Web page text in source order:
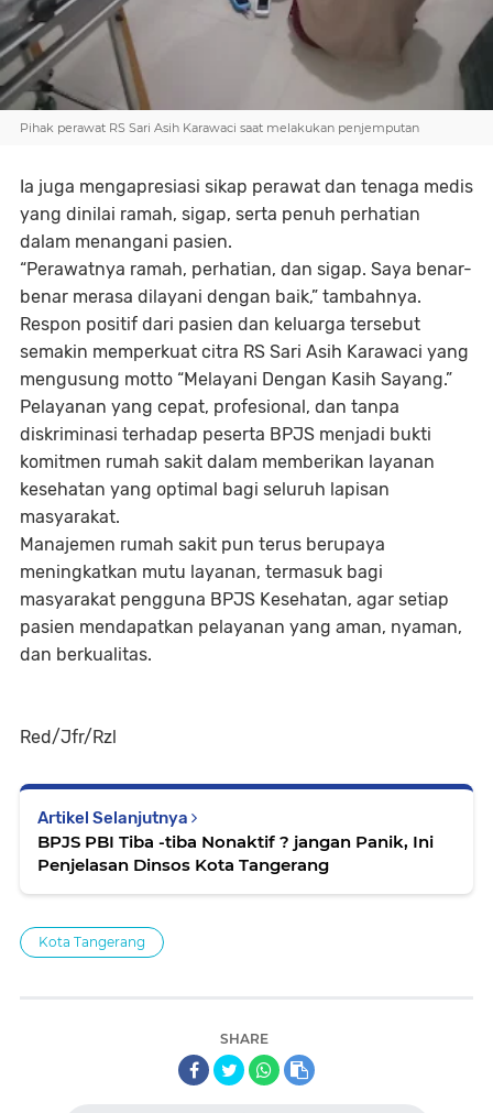
Pihak perawat RS Sari Asih Karawaci saat melakukan penjemputan
Ia juga mengapresiasi sikap perawat dan tenaga medis
yang dinilai ramah, sigap, serta penuh perhatian
dalam menangani pasien.
“Perawatnya ramah, perhatian, dan sigap. Saya benar-
benar merasa dilayani dengan baik,” tambahnya.
Respon positif dari pasien dan keluarga tersebut
semakin memperkuat citra RS Sari Asih Karawaci yang
mengusung motto “Melayani Dengan Kasih Sayang.”
Pelayanan yang cepat, profesional, dan tanpa
diskriminasi terhadap peserta BPJS menjadi bukti
komitmen rumah sakit dalam memberikan layanan
kesehatan yang optimal bagi seluruh lapisan
masyarakat.
Manajemen rumah sakit pun terus berupaya
meningkatkan mutu layanan, termasuk bagi
masyarakat pengguna BPJS Kesehatan, agar setiap
pasien mendapatkan pelayanan yang aman, nyaman,
dan berkualitas.
Red/Jfr/Rzl
Artikel Selanjutnya
BPJS PBI Tiba -tiba Nonaktif ? jangan Panik, Ini
Penjelasan Dinsos Kota Tangerang
Kota Tangerang
SHARE